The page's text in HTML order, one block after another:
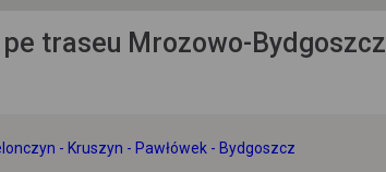
traseu Mrozowo-Bydgoszcz
- Kruszyn - Pawłówek - Bydgoszcz